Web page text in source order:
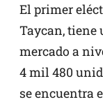
El primer
Taycan, tiene
mercado a
4 mil 480
se encuentra